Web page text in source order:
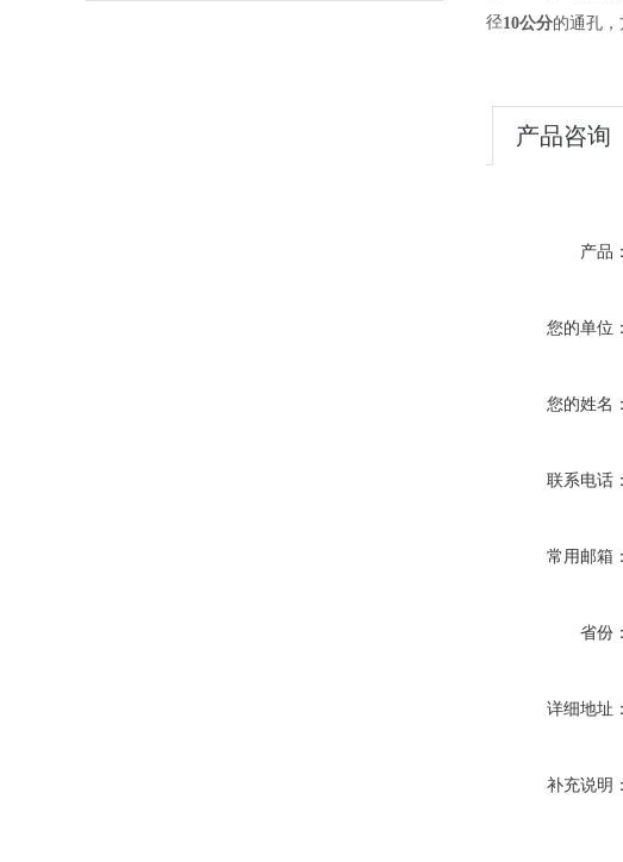
径10公分的通孔
产品咨询
产品：
您的单位：
您的姓名：
联系电话：
常用邮箱：
省份：
详细地址：
补充说明：